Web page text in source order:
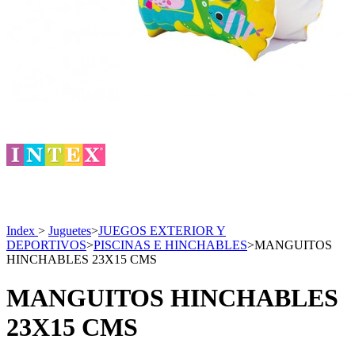
Index > Juguetes>JUEGOS EXTERIOR Y
DEPORTIVOS>PISCINAS E HINCHABLES>MANGUITOS
HINCHABLES 23X15 CMS
MANGUITOS HINCHABLES
23X15 CMS